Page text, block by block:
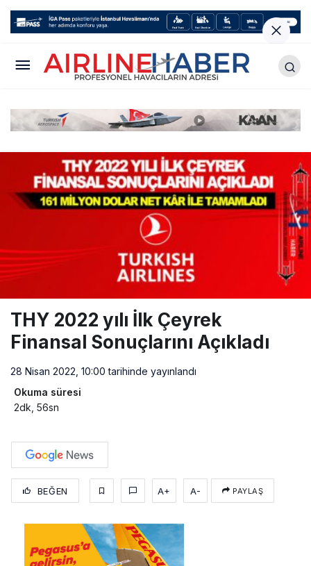
THY 2022 yılı İlk Çeyrek
Finansal Sonuçlarını Açıkladı
28 Nisan 2022, 10:00 tarihinde yayınlandı
Okuma süresi
2dk, 56sn
BEĞEN A+ A- PAYLAŞ